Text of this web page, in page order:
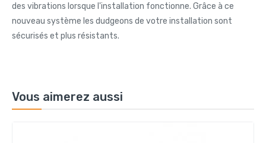
des vibrations lorsque l'installation fonctionne. Grâce à ce
nouveau système les dudgeons de votre installation sont
sécurisés et plus résistants.
Vous aimerez aussi